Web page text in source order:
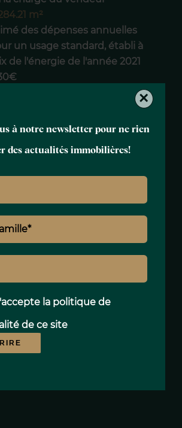
à notre newsletter pour ne rien
des actualités immobilières!
la politique de
de ce site
×
m²
des dépenses annuelles
un usage standard, établi à
de l'énergie de l'année 2021